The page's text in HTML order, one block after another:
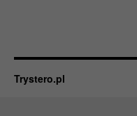
Trystero.pl